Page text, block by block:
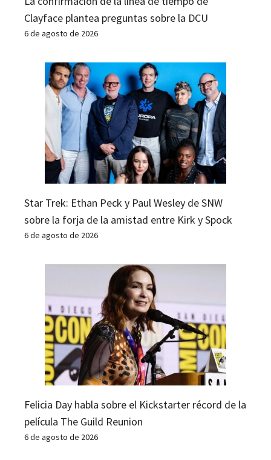
Clayface plantea preguntas sobre la DCU
6 de agosto de 2026
Star Trek: Ethan Peck y Paul Wesley de SNW
sobre la forja de la amistad entre Kirk y Spock
6 de agosto de 2026
Felicia Day habla sobre el Kickstarter récord de la
película The Guild Reunion
6 de agosto de 2026